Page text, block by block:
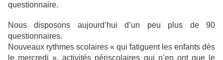
questionnaire.
Nous disposons aujourd’hui d’un peu plus de 90
questionnaires.
Nouveaux rythmes scolaires « qui fatiguent les enfants dès
le mercredi », activités périscolaires qui n’en ont que le